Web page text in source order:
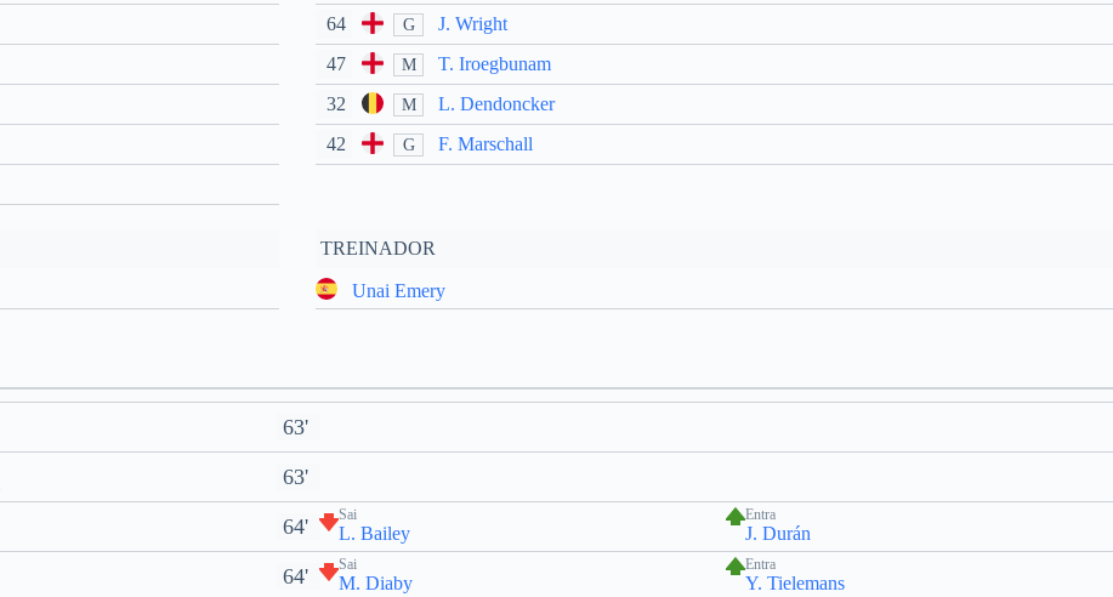
64 G
J. Wright
47
M
T. Iroegbunam
32
M
L. Dendoncker
42
G F. Marschall
TREINADOR
Unai Emery
63'
63'
64' Sai
L. Bailey
Entra
J. Durán
64' Sai
M. Diaby
Entra
Y. Tielemans